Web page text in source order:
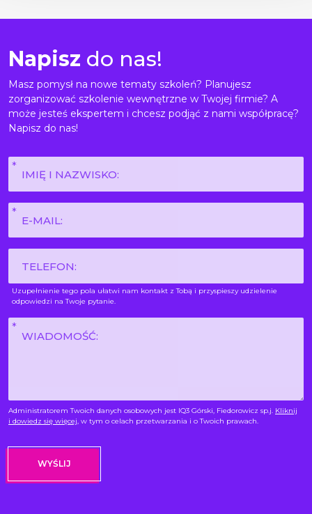
Napisz do nas!
Masz pomysł na nowe tematy szkoleń? Planujesz
zorganizować szkolenie wewnętrzne w Twojej firmie? A
może jesteś ekspertem i chcesz podjąć z nami współpracę?
Napisz do nas!
Imię
*E-
mail
Uzupełnienie tego pola ułatwi nam kontakt z Tobą i przyspieszy udzielenie
odpowiedzi na Twoje pytanie.
Wiadomość
Administratorem Twoich danych osobowych jest IQ3 Górski, Fiedorowicz sp.j. Kliknij
i dowiedz się więcej, w tym o celach przetwarzania i o Twoich prawach.